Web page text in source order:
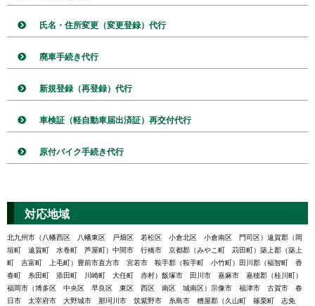
氏名・住所変更（変更登録）代行
廃車手続き代行
新規登録（再登録）代行
車検証（軽自動車届出済証）再交付代行
原付バイク手続き代行
対応地域
北九州市（八幡西区 八幡東区 戸畑区 若松区 小倉北区 小倉南区 門司区）遠賀郡（岡
垣町 遠賀町 水巻町 芦屋町）中間市 行橋市 京都郡（みやこ町 苅田町）築上郡（築上
町 吉富町 上毛町）豊前市直方市 宮若市 鞍手郡（鞍手町 小竹町）田川郡（福智町 香
春町 糸田町 添田町 川崎町 大任町 赤村）飯塚市 田川市 嘉麻市 嘉穂郡（桂川町）
福岡市（博多区 中央区 早良区 東区 西区 南区 城南区）宗像市 福津市 古賀市 春
日市 太宰府市 大野城市 那珂川市 筑紫野市 糸島市 糟屋郡（久山町 篠栗町 志免